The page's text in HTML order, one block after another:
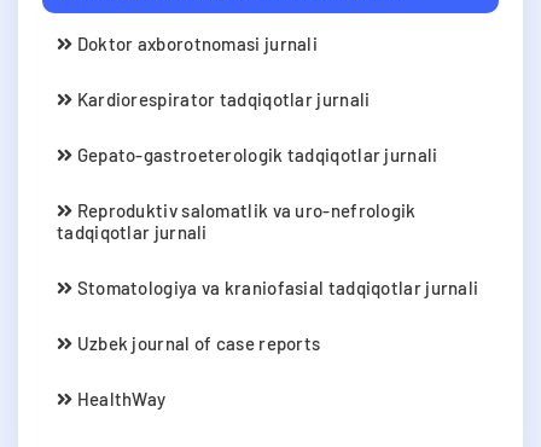
Doktor axborotnomasi jurnali
Kardiorespirator tadqiqotlar jurnali
Gepato-gastroeterologik tadqiqotlar jurnali
Reproduktiv salomatlik va uro-nefrologik
tadqiqotlar jurnali
Stomatologiya va kraniofasial tadqiqotlar jurnali
Uzbek journal of case reports
HealthWay